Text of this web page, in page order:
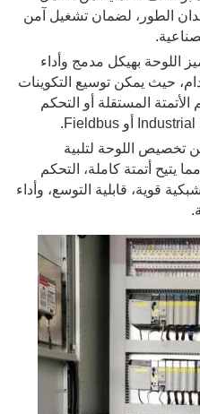
الطور، لضمان تشغيل آمن
اللوحة بهيكل مدمج وأداء
حيث يمكن توسيع التكوينات
المستقلة أو التحكم
اللوحة لتلبية
يتيح أتمتة كاملة، التحكم
قوية، قابلية التوسع، وأداء